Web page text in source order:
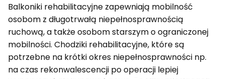
Balkoniki rehabilitacyjne zapewniają mobilność
osobom z długotrwałą niepełnosprawnością
ruchową, a także osobom starszym o ograniczonej
mobilności. Chodziki rehabilitacyjne, które są
potrzebne na krótki okres niepełnosprawności np.
na czas rekonwalescencji po operacji lepiej